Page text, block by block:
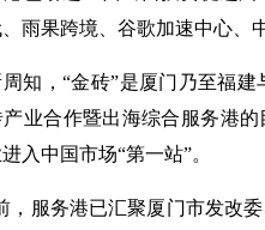
雨果跨境、谷歌加速中心、
知，“金砖”是厦门乃至福
产业合作暨出海综合服务港
入中国市场“第一站”。
，服务港已汇聚厦门市发改